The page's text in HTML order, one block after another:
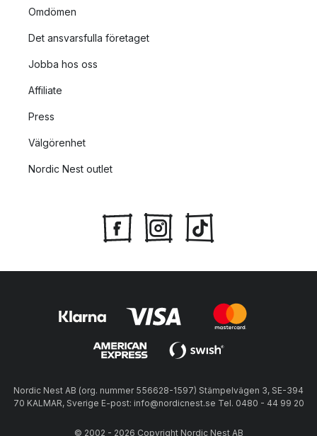
Omdömen
Det ansvarsfulla företaget
Jobba hos oss
Affiliate
Press
Välgörenhet
Nordic Nest outlet
Nordic Nest AB (org. nummer 556628-1597) Stämpelvägen 3, SE-394
70 KALMAR, Sverige E-post: info@nordicnest.se Tel. 0480 - 44 99 20
© 2002 - 2026 Copyright Nordic Nest AB